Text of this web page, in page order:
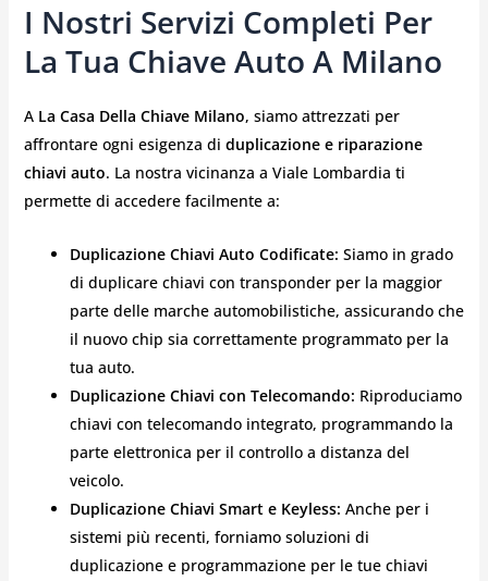
I Nostri Servizi Completi Per
La Tua Chiave Auto A Milano
A La Casa Della Chiave Milano, siamo attrezzati per
affrontare ogni esigenza di duplicazione e riparazione
chiavi auto. La nostra vicinanza a Viale Lombardia ti
permette di accedere facilmente a:
Duplicazione Chiavi Auto Codificate: Siamo in grado
di duplicare chiavi con transponder per la maggior
parte delle marche automobilistiche, assicurando che
il nuovo chip sia correttamente programmato per la
tua auto.
Duplicazione Chiavi con Telecomando: Riproduciamo
chiavi con telecomando integrato, programmando la
parte elettronica per il controllo a distanza del
veicolo.
Duplicazione Chiavi Smart e Keyless: Anche per i
sistemi più recenti, forniamo soluzioni di
duplicazione e programmazione per le tue chiavi